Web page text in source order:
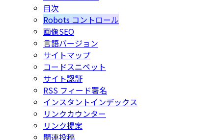
目次
Robots コントロール
画像SEO
言語バージョン
サイトマップ
コードスニペット
サイト認証
RSS フィード署名
インスタントインデックス
リンクカウンター
リンク提案
関連投稿